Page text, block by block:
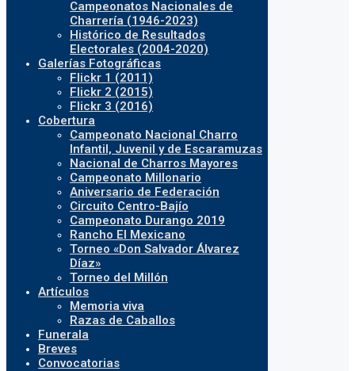
Campeonatos Nacionales de
Charrería (1946-2023)
Histórico de Resultados
Electorales (2004-2020)
Galerías Fotográficas
Flickr 1 (2011)
Flickr 2 (2015)
Flickr 3 (2016)
Cobertura
Campeonato Nacional Charro
Infantil, Juvenil y de Escaramuzas
Nacional de Charros Mayores
Campeonato Millonario
Aniversario de Federación
Circuito Centro-Bajío
Campeonato Durango 2019
Rancho El Mexicano
Torneo «Don Salvador Álvarez
Díaz»
Torneo del Millón
Artículos
Memoria viva
Razas de Caballos
Funerala
Breves
Convocatorias